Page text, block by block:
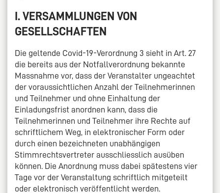
I. VERSAMMLUNGEN VON
GESELLSCHAFTEN
Die geltende Covid-19-Verordnung 3 sieht in Art. 27
die bereits aus der Notfallverordnung bekannte
Massnahme vor, dass der Veranstalter ungeachtet
der voraussichtlichen Anzahl der Teilnehmerinnen
und Teilnehmer und ohne Einhaltung der
Einladungsfrist anordnen kann, dass die
Teilnehmerinnen und Teilnehmer ihre Rechte auf
schriftlichem Weg, in elektronischer Form oder
durch einen bezeichneten unabhängigen
Stimmrechtsvertreter ausschliesslich ausüben
können. Die Anordnung muss dabei spätestens vier
Tage vor der Veranstaltung schriftlich mitgeteilt
oder elektronisch veröffentlicht werden.